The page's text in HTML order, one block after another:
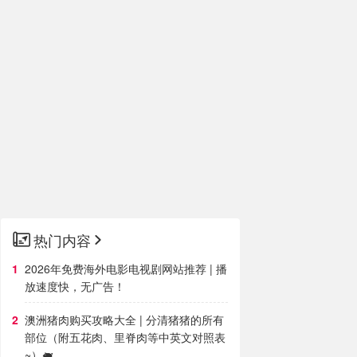
热门内容
2026年免费海外电影电视剧网站推荐 | 播
放速度快，无广告！
澳洲猪肉购买攻略大全 | 分清猪猪的所有
部位（附五花肉、里脊肉等中英文对照表